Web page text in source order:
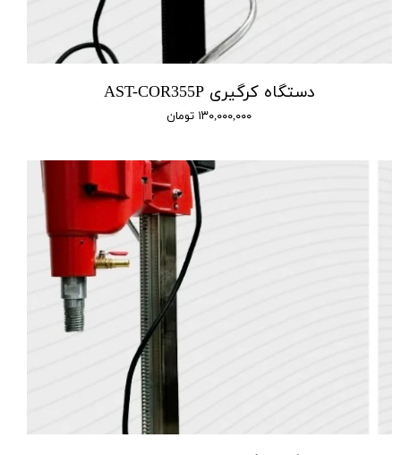
دستگاه کرگیری‌ AST-COR355P
۱۳۰,۰۰۰,۰۰۰ تومان